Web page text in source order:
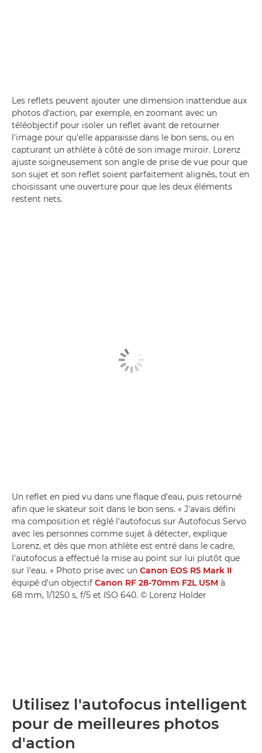
Les reflets peuvent ajouter une dimension inattendue aux
photos d'action, par exemple, en zoomant avec un
téléobjectif pour isoler un reflet avant de retourner
l'image pour qu'elle apparaisse dans le bon sens, ou en
capturant un athlète à côté de son image miroir. Lorenz
ajuste soigneusement son angle de prise de vue pour que
son sujet et son reflet soient parfaitement alignés, tout en
choisissant une ouverture pour que les deux éléments
restent nets.
Un reflet en pied vu dans une flaque d'eau, puis retourné
afin que le skateur soit dans le bon sens. « J'avais défini
ma composition et réglé l'autofocus sur Autofocus Servo
avec les personnes comme sujet à détecter, explique
Lorenz, et dès que mon athlète est entré dans le cadre,
l'autofocus a effectué la mise au point sur lui plutôt que
sur l'eau. » Photo prise avec un Canon EOS R5 Mark II
équipé d'un objectif Canon RF 28-70mm F2L USM à
68 mm, 1/1250 s, f/5 et ISO 640. © Lorenz Holder
Utilisez l'autofocus intelligent
pour de meilleures photos
d'action